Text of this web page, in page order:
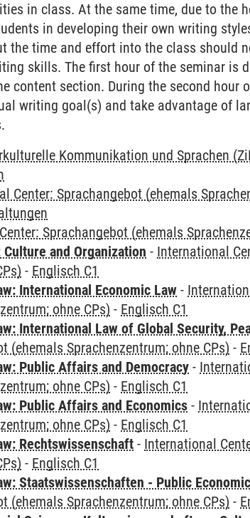
in class. At the same time, due to the
in developing their own writing
the time and effort into the class should
skills. The first hour of the seminar is
content section. During the second hour
writing goal(s) and take advantage of
Kommunikation und Sprachen
Center: Sprachangebot (ehemals
Sprachangebot (ehemals
and Organization - International
- Englisch C1
International Economic Law -
ohne CPs) - Englisch C1
International Law of Global Security,
(ehemals Sprachenzentrum; ohne CPs) -
Public Affairs and Democracy -
ohne CPs) - Englisch C1
Public Affairs and Economics -
ohne CPs) - Englisch C1
Rechtswissenschaft - International
- Englisch C1
Staatswissenschaften - Public
(ehemals Sprachenzentrum; ohne CPs) -